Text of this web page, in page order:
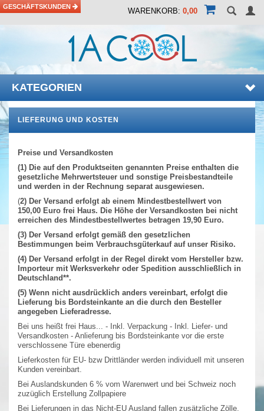
GESCHÄFTSKUNDEN WARENKORB: 0,00
KATEGORIEN
LIEFERUNG UND KOSTEN
Preise und Versandkosten
(1) Die auf den Produktseiten genannten Preise enthalten die
gesetzliche Mehrwertsteuer und sonstige Preisbestandteile
und werden in der Rechnung separat ausgewiesen.
(2) Der Versand erfolgt ab einem Mindestbestellwert von
150,00 Euro frei Haus. Die Höhe der Versandkosten bei nicht
erreichen des Mindestbestellwertes betragen 19,90 Euro.
(3) Der Versand erfolgt gemäß den gesetzlichen
Bestimmungen beim Verbrauchsgüterkauf auf unser Risiko.
(4) Der Versand erfolgt in der Regel direkt vom Hersteller bzw.
Importeur mit Werksverkehr oder Spedition ausschließlich in
Deutschland**.
(5) Wenn nicht ausdrücklich anders vereinbart, erfolgt die
Lieferung bis Bordsteinkante an die durch den Besteller
angegeben Lieferadresse.
Bei uns heißt frei Haus... - Inkl. Verpackung - Inkl. Liefer- und
Versandkosten - Anlieferung bis Bordsteinkante vor die erste
verschlossene Türe ebenerdig
Lieferkosten für EU- bzw Drittländer werden individuell mit unseren
Kunden vereinbart.
Bei Auslandskunden 6 % vom Warenwert und bei Schweiz noch
zuzüglich Erstellung Zollpapiere
Bei Lieferungen in das Nicht-EU Ausland fallen zusätzliche Zölle,